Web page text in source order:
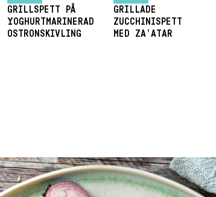
GRILLSPETT PÅ
YOGHURTMARINERAD
OSTRONSKIVLING
GRILLADE
ZUCCHINISPETT
MED ZA’ATAR